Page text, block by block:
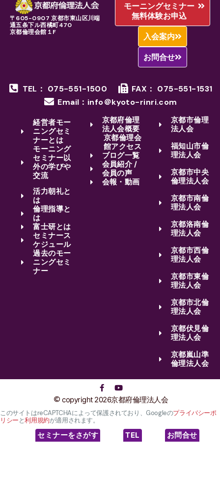
〒605-0907 京都市東山区川端
通五条下ル西橘町470
京都倫理会館１F
モーニングセミナー
無料体験お申込
入会案内
お問合せ
TEL： 075-551-1500
FAX： 075-551-1531
Email：info＠kyoto-rinri.com
経営者モー
ニングセミ
ナーとは
モーニング
セミナー以
外の学びや
交流
活力朝礼と
は
倫理指導と
は
富士研とは
セミナース
ケジュール
過去のモー
ニングセミ
ナー
京都府倫理
法人会概要
京都倫理会
館アクセス
ブログ一覧
会員紹介 /
会員の声
会報・動画
京都市倫理
法人会
福知山市倫
理法人会
京都市中央
倫理法人会
京都市南倫
理法人会
京都洛南倫
理法人会
京都市西倫
理法人会
京都市東倫
理法人会
京都市北倫
理法人会
京都伏見倫
理法人会
京都嵐山準
倫理法人会
copyright 2026京都府倫理法人会
このサイトはreCAPTCHAによって保護されており、Googleのプライバシーポ
リシーと利用規約が適用されます。
セミナーをさがす TEL お問合せ